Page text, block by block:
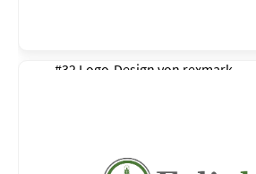
#32 Logo-Design von rexmark